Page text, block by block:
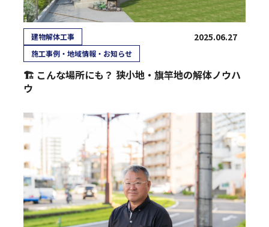
建物解体工事
施工事例・地域情報・お知らせ
2025.06.27
🏗️ こんな場所にも？ 狭小地・旗竿地の解体ノウハ
ウ